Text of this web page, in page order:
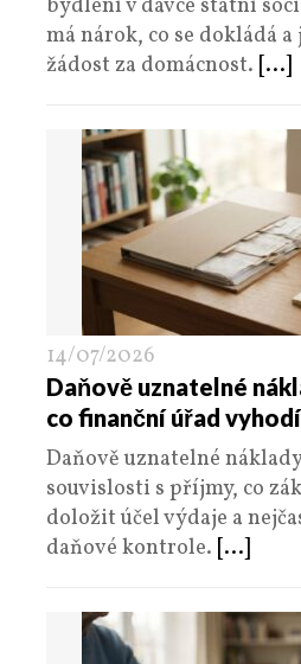
bydlení v dávce státní
má nárok, co se dokládá
žádost za domácnost. [...]
14/07/2026
Daňově uznatelné
co finanční úřad vyhodí
Daňově uznatelné
souvislosti s příjmy, co
doložit účel výdaje a
daňové kontrole. [...]